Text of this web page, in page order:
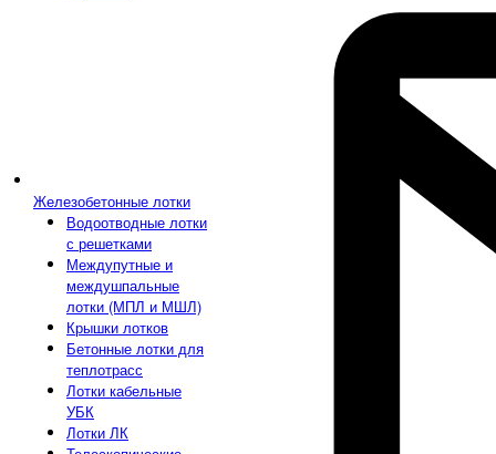
Железобетонные лотки
Водоотводные лотки
с решетками
Междупутные и
междушпальные
лотки (МПЛ и МШЛ)
Крышки лотков
Бетонные лотки для
теплотрасс
Лотки кабельные
УБК
Лотки ЛК